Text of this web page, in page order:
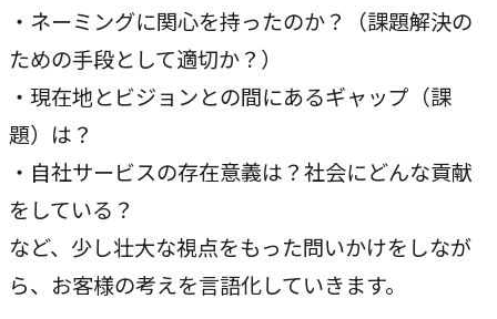
TVable
眠る画面をサイネージに
→
指示や修正を直感的に
noNego
→
適正価格を守る仕組みに
・ネーミングに関心を持ったのか？（課題解決の
ための手段として適切か？）
・現在地とビジョンとの間にあるギャップ（課
題）は？
・自社サービスの存在意義は？社会にどんな貢献
をしている？
など、少し壮大な視点をもった問いかけをしなが
ら、お客様の考えを言語化していきます。